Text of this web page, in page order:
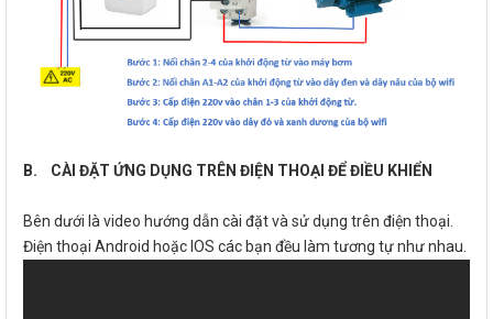
B. CÀI ĐẶT ỨNG DỤNG TRÊN ĐIỆN THOẠI ĐỂ ĐIỀU KHIỂN
Bên dưới là video hướng dẫn cài đặt và sử dụng trên điện thoại.
Điện thoại Android hoặc IOS các bạn đều làm tương tự như nhau.